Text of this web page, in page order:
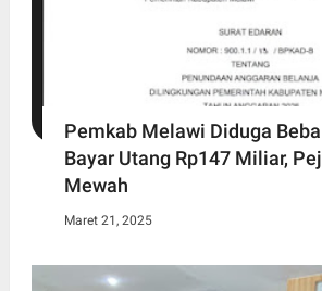
Pemkab Melawi Diduga
Bayar Utang Rp147 Miliar,
Mewah
Maret 21, 2025